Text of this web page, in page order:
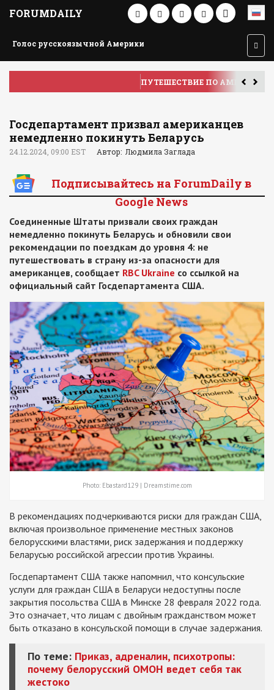
FORUMDAILY
Голос русскоязычной Америки
Госдепартамент призвал американцев
немедленно покинуть Беларусь
24.12.2024, 09:00 EST Автор: Людмила Заглада
Подписывайтесь на ForumDaily в
Google News
Соединенные Штаты призвали своих граждан
немедленно покинуть Беларусь и обновили свои
рекомендации по поездкам до уровня 4: не
путешествовать в страну из-за опасности для
американцев, сообщает RBC Ukraine со ссылкой на
официальный сайт Госдепартамента США.
Photo: Ebastard129 | Dreamstime.com
В рекомендациях подчеркиваются риски для граждан США,
включая произвольное применение местных законов
белорусскими властями, риск задержания и поддержку
Беларусью российской агрессии против Украины.
Госдепартамент США также напомнил, что консульские
услуги для граждан США в Беларуси недоступны после
закрытия посольства США в Минске 28 февраля 2022 года.
Это означает, что лицам с двойным гражданством может
быть отказано в консульской помощи в случае задержания.
По теме: Приказ, адреналин, психотропы:
почему белорусский ОМОН ведет себя так
жестоко